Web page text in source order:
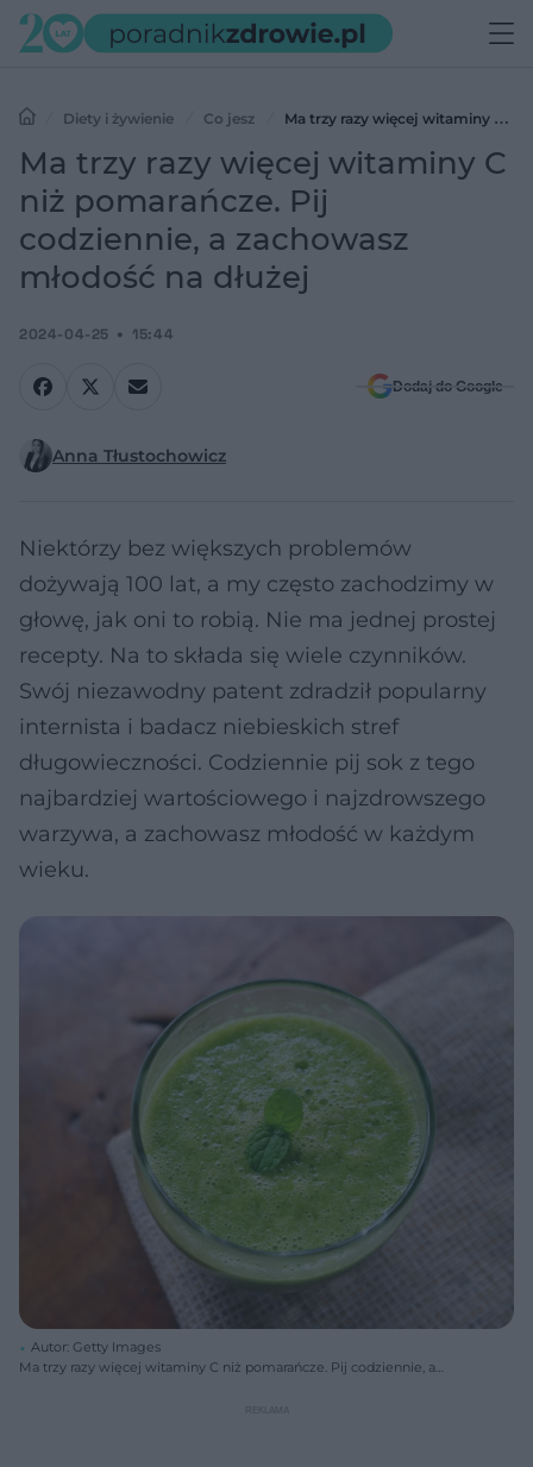
Diety i żywienie Co jesz
Ma trzy razy więcej witaminy C niż
pomarańcze. Pij codziennie, a zachowasz młodość na dłużej
Ma trzy razy więcej witaminy C
niż pomarańcze. Pij
codziennie, a zachowasz
młodość na dłużej
2024-04-25 15:44
Dodaj do Google
Anna Tłustochowicz
Niektórzy bez większych problemów
dożywają 100 lat, a my często zachodzimy w
głowę, jak oni to robią. Nie ma jednej prostej
recepty. Na to składa się wiele czynników.
Swój niezawodny patent zdradził popularny
internista i badacz niebieskich stref
długowieczności. Codziennie pij sok z tego
najbardziej wartościowego i najzdrowszego
warzywa, a zachowasz młodość w każdym
wieku.
Autor: Getty Images
Ma trzy razy więcej witaminy C niż pomarańcze. Pij codziennie, a